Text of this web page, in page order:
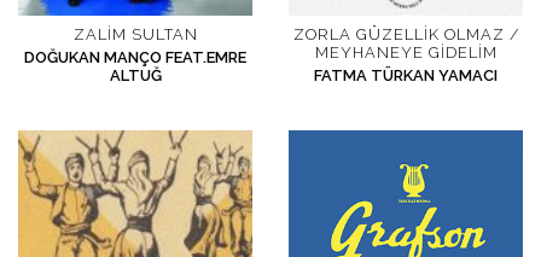
Sanatçılar
İletişim
ZALIM SULTAN
DOĞUKAN MANÇO FEAT.EMRE
ALTUĞ
ZORLA GÜZELLIK OLMAZ /
MEYHANEYE GIDELIM
FATMA TÜRKAN YAMACI